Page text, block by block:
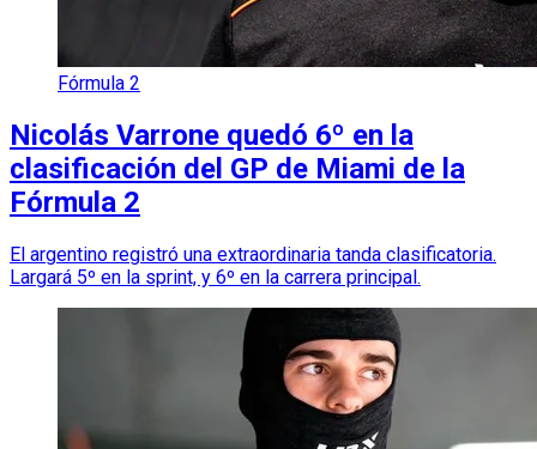
Fórmula 2
Nicolás Varrone quedó 6º en la
clasificación del GP de Miami de la
Fórmula 2
El argentino registró una extraordinaria tanda clasificatoria.
Largará 5º en la sprint, y 6º en la carrera principal.